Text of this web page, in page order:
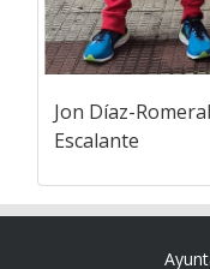
Jon Díaz-
Escalante